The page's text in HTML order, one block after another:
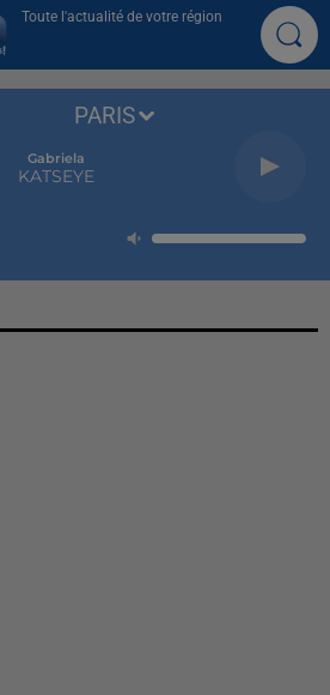
Toute l'actualité de votre région
Gabriela
KATSEYE
PARIS